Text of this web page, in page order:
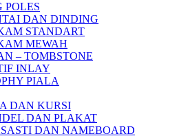
POLES
DAN DINDING
STANDART
MEWAH
– TOMBSTONE
INLAY
PIALA
DAN KURSI
DAN PLAKAT
DAN NAMEBOARD